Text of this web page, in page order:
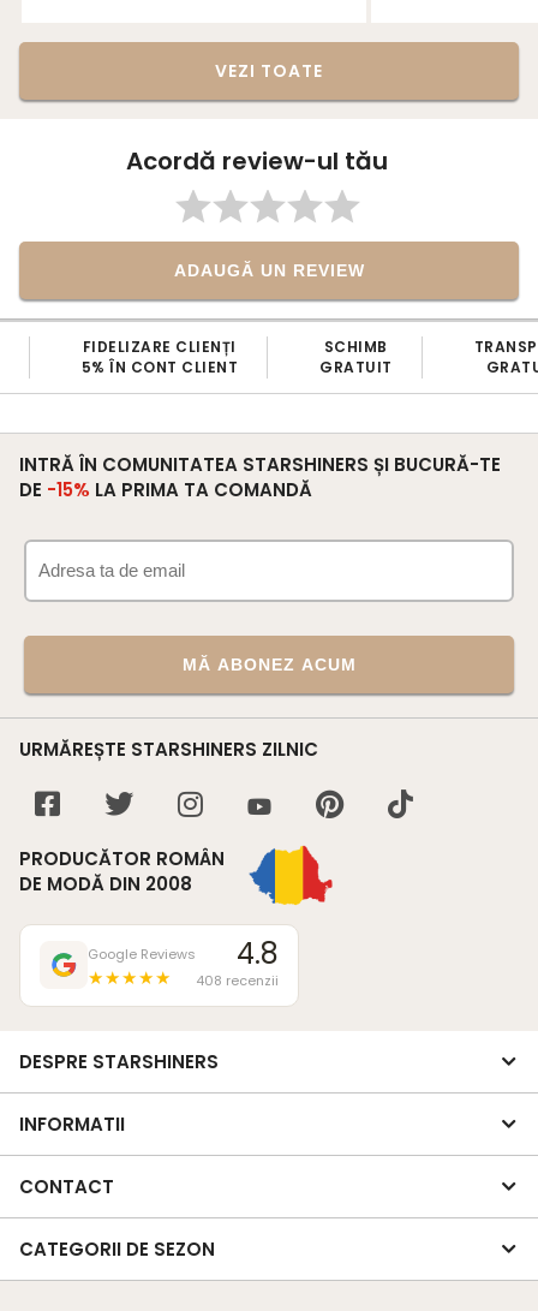
VEZI TOATE
Acordă review-ul tău
ADAUGĂ UN REVIEW
FIDELIZARE CLIENȚI
5% ÎN CONT CLIENT
SCHIMB
GRATUIT
INTRĂ ÎN COMUNITATEA STARSHINERS ȘI BUCURĂ-TE
DE -15% LA PRIMA TA COMANDĂ
MĂ ABONEZ ACUM
URMĂREȘTE STARSHINERS ZILNIC
PRODUCĂTOR ROMÂN
DE MODĂ DIN 2008
Google Reviews
★★★★★
4.8
408 recenzii
DESPRE STARSHINERS
INFORMATII
CONTACT
CATEGORII DE SEZON